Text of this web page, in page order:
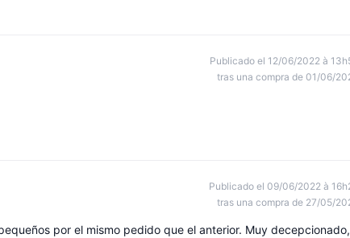
Publicado el 12/06/2022 à
tras una compra de 01/06/
Publicado el 09/06/2022 à
tras una compra de 27/05/
por el mismo pedido que el anterior. Muy decepcionado,